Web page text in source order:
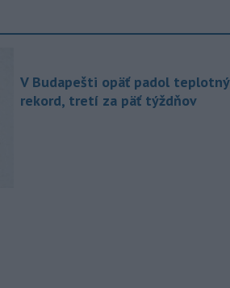
V Budapešti opäť padol teplotný
rekord, tretí za päť týždňov